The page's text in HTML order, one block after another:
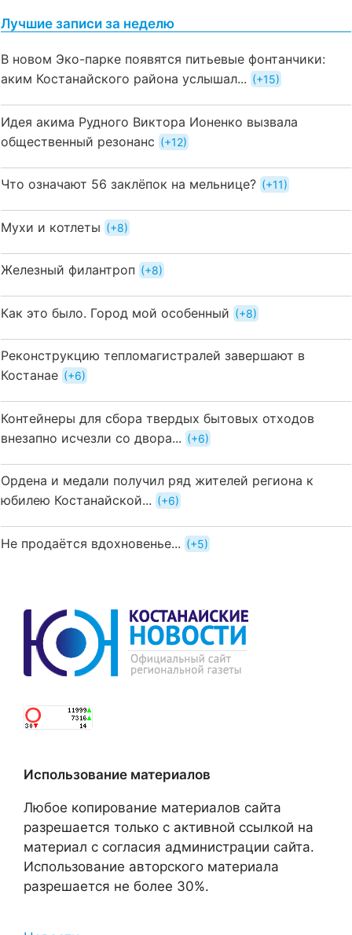
Лучшие записи за неделю
В новом Эко-парке появятся питьевые фонтанчики:
аким Костанайского района услышал...
+15
Идея акима Рудного Виктора Ионенко вызвала
общественный резонанс
+12
Что означают 56 заклёпок на мельнице? +11
Мухи и котлеты +8
Железный филантроп +8
Как это было. Город мой особенный +8
Реконструкцию тепломагистралей завершают в
Костанае
+6
Контейнеры для сбора твердых бытовых отходов
внезапно исчезли со двора...
+6
Ордена и медали получил ряд жителей региона к
юбилею Костанайской...
+6
Не продаётся вдохновенье... +5
Использование материалов
Любое копирование материалов сайта
разрешается только с активной ссылкой на
материал с согласия администрации сайта.
Использование авторского материала
разрешается не более 30%.